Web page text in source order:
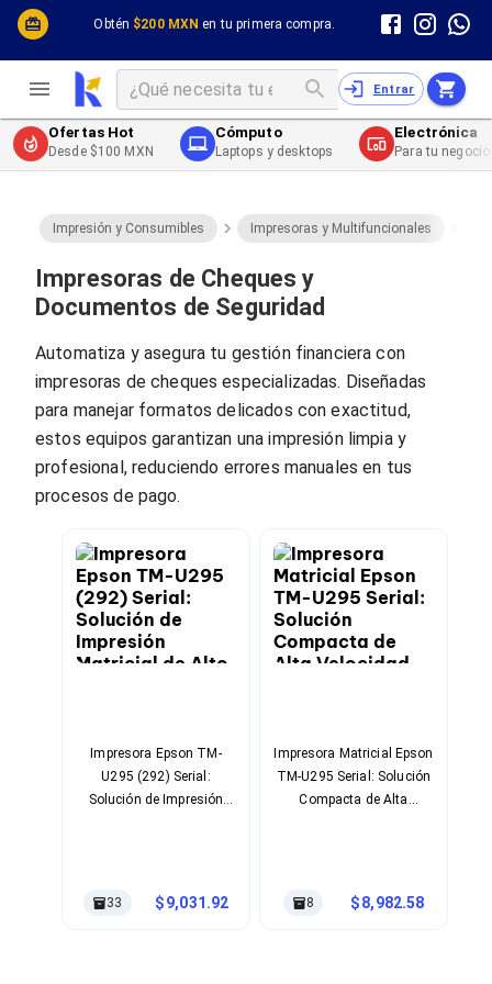
Obtén $200 MXN en tu primera compra.
Cómputo y Hardware
Desktop y Portátiles
Impresión y Consumibles
Celulares y Telefonía
Energía
Entrar
Cómputo y Hardware
Cables
Cables PC
Cables PC USB
Cables PC Serial
Cables PC SATA / eSATA
Cables PC SAS
Cables PC VGA / HD15
Cables de Audio / Video AUX
Cables de Audio / Video VGA
Cables de Audio / Video RCA
Cables de Audio / Video Toslink
Cables de Audio / Video DVI
Cables de Energía
Cables de Poder (Interno)
Cables de Poder (Externo)
Cables de Red
Cables Patch
Cables Fibra Óptica
Cables SFP+
Accesorios para Cables
Jacks de Red
Conectores
Tapas y Cajas
Herramientas para Cables
Pinzas Ponchadoras
Probadores de Cable
Cableado Estructurado
Sujetadores de Cables
Adaptadores PC USB
Adaptadores PC Serial
Ofertas Hot
Desde $100 MXN
Cómputo
Laptops y desktops
Electrónica
Para tu
Impresión y Consumibles Impresoras y Multifuncionales
Impresoras de Cheques y
Documentos de Seguridad
Automatiza y asegura tu gestión financiera con
impresoras de cheques especializadas. Diseñadas
para manejar formatos delicados con exactitud,
estos equipos garantizan una impresión limpia y
profesional, reduciendo errores manuales en tus
procesos de pago.
Impresora Epson TM-
U295 (292) Serial:
Solución de Impresión
33 9,031.92
Impresora Matricial Epson
TM-U295 Serial: Solución
Compacta de Alta
8 8,982.58